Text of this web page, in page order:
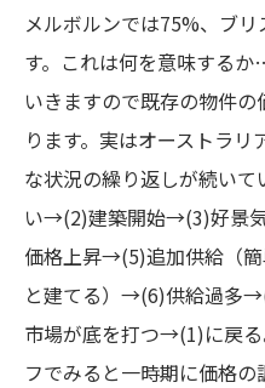
メルボルンでは75%、ブ
す。これは何を意味する
いきますので既存の物件
ります。実はオーストラ
な状況の繰り返しが続い
い→(2)建築開始→(3)好景
価格上昇→(5)追加供給（
と建てる）→(6)供給過多
市場が底を打つ→(1)に戻
フでみると一時期に価格